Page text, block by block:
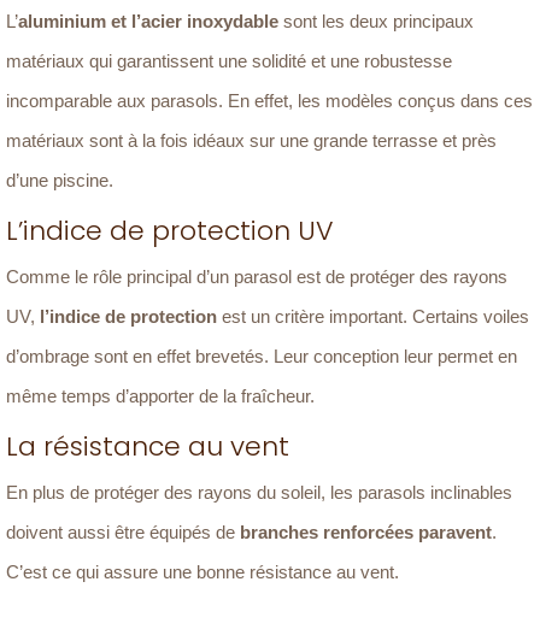
L’aluminium et l’acier inoxydable sont les deux principaux
matériaux qui garantissent une solidité et une robustesse
incomparable aux parasols. En effet, les modèles conçus dans ces
matériaux sont à la fois idéaux sur une grande terrasse et près
d’une piscine.
L’indice de protection UV
Comme le rôle principal d’un parasol est de protéger des rayons
UV, l’indice de protection est un critère important. Certains voiles
d’ombrage sont en effet brevetés. Leur conception leur permet en
même temps d’apporter de la fraîcheur.
La résistance au vent
En plus de protéger des rayons du soleil, les parasols inclinables
doivent aussi être équipés de branches renforcées paravent.
C’est ce qui assure une bonne résistance au vent.